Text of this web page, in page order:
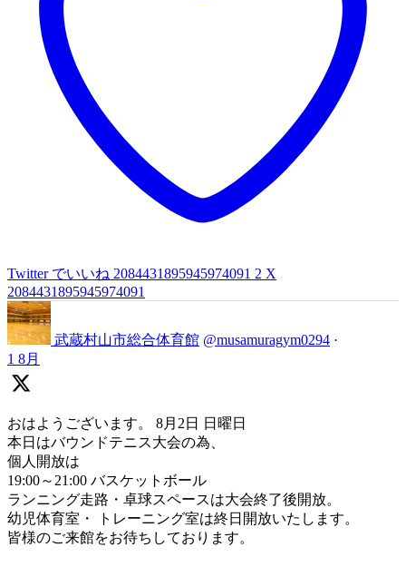
Twitter でいいね 2084431895945974091 2 X
2084431895945974091
武蔵村山市総合体育館 @musamuragym0294 ·
1 8月
おはようございます。 8月2日 日曜日
本日はバウンドテニス大会の為、
個人開放は
19:00～21:00 バスケットボール
ランニング走路・卓球スペースは大会終了後開放。
幼児体育室・ トレーニング室は終日開放いたします。
皆様のご来館をお待ちしております。